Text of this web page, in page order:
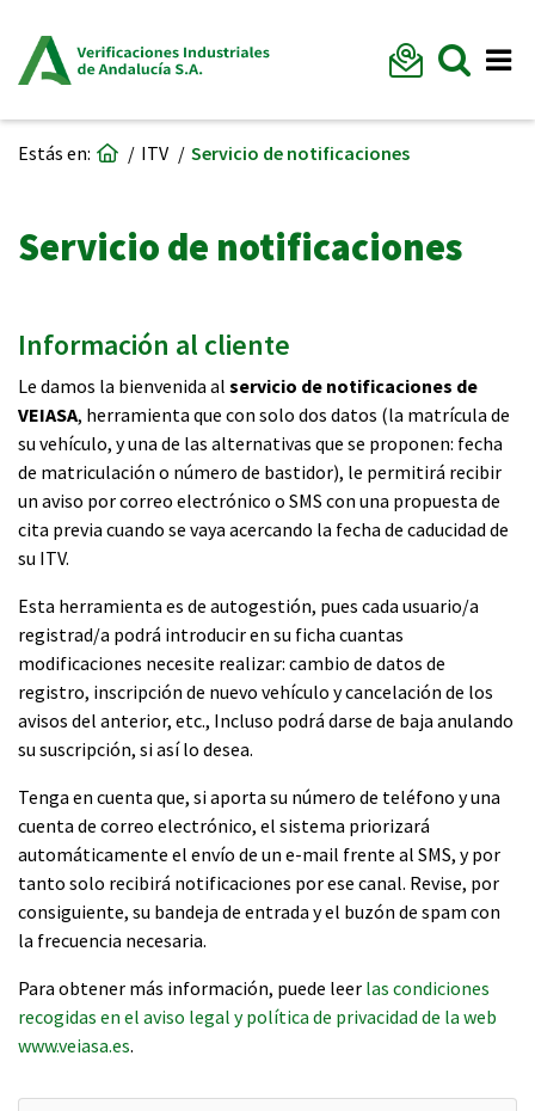
Estás en: Ir a página de inicio
ITV Servicio de notificaciones
Servicio de notificaciones
Información al cliente
Le damos la bienvenida al servicio de notificaciones de
VEIASA, herramienta que con solo dos datos (la matrícula de
su vehículo, y una de las alternativas que se proponen: fecha
de matriculación o número de bastidor), le permitirá recibir
un aviso por correo electrónico o SMS con una propuesta de
cita previa cuando se vaya acercando la fecha de caducidad de
su ITV.
Esta herramienta es de autogestión, pues cada usuario/a
registrad/a podrá introducir en su ficha cuantas
modificaciones necesite realizar: cambio de datos de
registro, inscripción de nuevo vehículo y cancelación de los
avisos del anterior, etc., Incluso podrá darse de baja anulando
su suscripción, si así lo desea.
Tenga en cuenta que, si aporta su número de teléfono y una
cuenta de correo electrónico, el sistema priorizará
automáticamente el envío de un e-mail frente al SMS, y por
tanto solo recibirá notificaciones por ese canal. Revise, por
consiguiente, su bandeja de entrada y el buzón de spam con
la frecuencia necesaria.
Para obtener más información, puede leer las condiciones
recogidas en el aviso legal y política de privacidad de la web
www.veiasa.es.